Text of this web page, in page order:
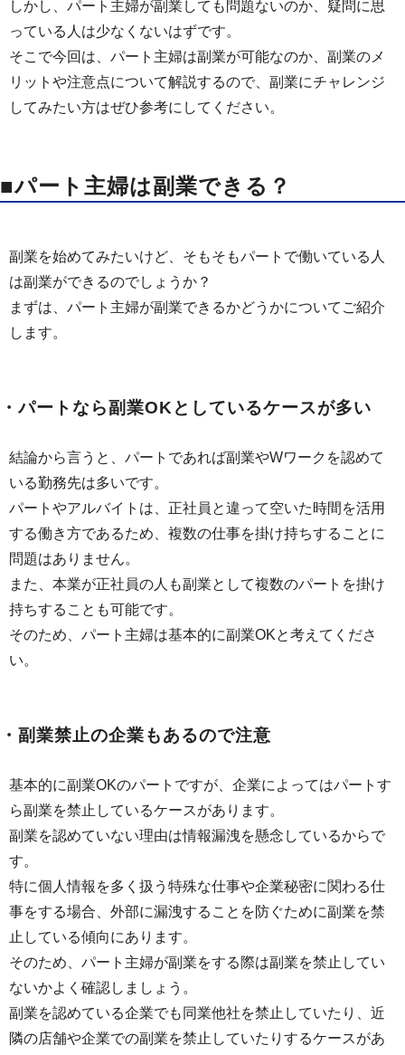
しかし、パート主婦が副業しても問題ないのか、疑問に思
っている人は少なくないはずです。
そこで今回は、パート主婦は副業が可能なのか、副業のメ
リットや注意点について解説するので、副業にチャレンジ
してみたい方はぜひ参考にしてください。
■パート主婦は副業できる？
副業を始めてみたいけど、そもそもパートで働いている人
は副業ができるのでしょうか？
まずは、パート主婦が副業できるかどうかについてご紹介
します。
・パートなら副業OKとしているケースが多い
結論から言うと、パートであれば副業やWワークを認めて
いる勤務先は多いです。
パートやアルバイトは、正社員と違って空いた時間を活用
する働き方であるため、複数の仕事を掛け持ちすることに
問題はありません。
また、本業が正社員の人も副業として複数のパートを掛け
持ちすることも可能です。
そのため、パート主婦は基本的に副業OKと考えてくださ
い。
・副業禁止の企業もあるので注意
基本的に副業OKのパートですが、企業によってはパートす
ら副業を禁止しているケースがあります。
副業を認めていない理由は情報漏洩を懸念しているからで
す。
特に個人情報を多く扱う特殊な仕事や企業秘密に関わる仕
事をする場合、外部に漏洩することを防ぐために副業を禁
止している傾向にあります。
そのため、パート主婦が副業をする際は副業を禁止してい
ないかよく確認しましょう。
副業を認めている企業でも同業他社を禁止していたり、近
隣の店舗や企業での副業を禁止していたりするケースがあ